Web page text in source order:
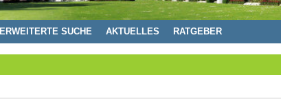
ERWEITERTE SUCHE AKTUELLES RATGEBER